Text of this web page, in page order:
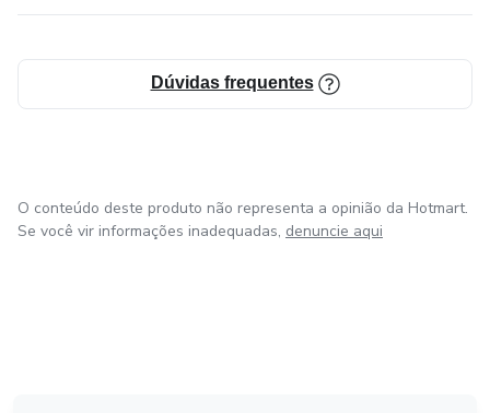
Dúvidas frequentes
O conteúdo deste produto não representa a opinião da Hotmart.
Se você vir informações inadequadas, denuncie aqui